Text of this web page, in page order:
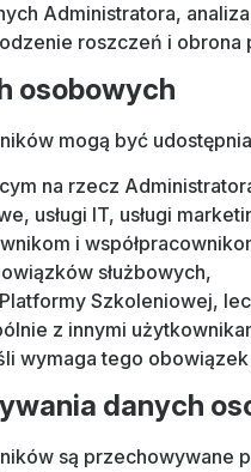
Administratora,
roszczeń i obrona
osobowych
mogą być
na rzecz
usługi IT, usługi
i
służbowych,
Szkoleniowej,
z innymi
wymaga tego
danych
są przechowywane